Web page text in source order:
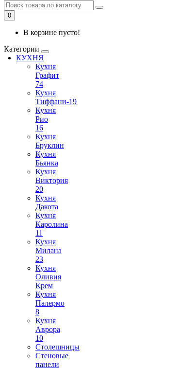
0
В корзине пусто!
Категории
КУХНЯ
Кухня
Графит
74
Кухня
Тиффани-19
Кухня
Рио
16
Кухня
Бруклин
Кухня
Бьянка
Кухня
Виктория
20
Кухня
Дакота
Кухня
Каролина
11
Кухня
Милана
23
Кухня
Оливия
Крем
Кухня
Палермо
8
Кухня
Аврора
10
Столешницы
Стеновые
панели